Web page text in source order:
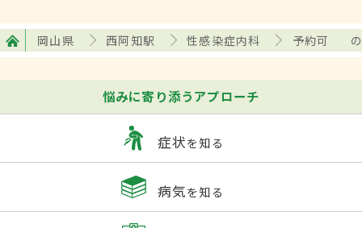
岡山県 西阿知駅 性感染症内科 予約可
悩みに寄り添うアプローチ
症状を知る
病気を知る